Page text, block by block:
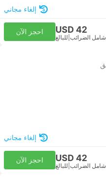
إلغاء مجاني
USD 42
شامل الضرائب للبالغ
احجز الآن
إلغاء مجاني
USD 42
شامل الضرائب للبالغ
احجز الآن